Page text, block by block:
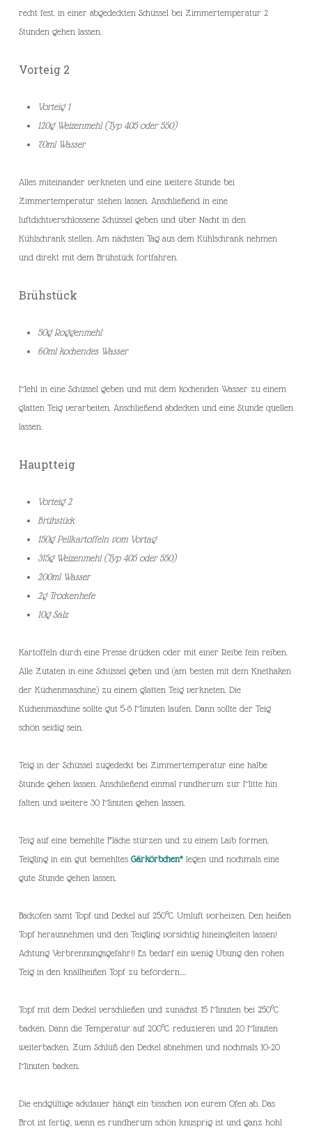
recht fest. in einer abgedeckten Schüssel bei Zimmertemperatur 2
Stunden gehen lassen.
Vorteig 2
Vorteig 1
120g Weizenmehl (Typ 405 oder 550)
70ml Wasser
Alles miteinander verkneten und eine weitere Stunde bei
Zimmertemperatur stehen lassen. Anschließend in eine
luftdichtverschlossene Schüssel geben und über Nacht in den
Kühlschrank stellen. Am nächsten Tag aus dem Kühlschrank nehmen
und direkt mit dem Brühstück fortfahren.
Brühstück
50g Roggenmehl
60ml kochendes Wasser
Mehl in eine Schüssel geben und mit dem kochenden Wasser zu einem
glatten Teig verarbeiten. Anschließend abdecken und eine Stunde quellen
lassen.
Hauptteig
Vorteig 2
Brühstück
150g Pellkartoffeln vom Vortag
315g Weizenmehl (Typ 405 oder 550)
200ml Wasser
2g Trockenhefe
10g Salz
Kartoffeln durch eine Presse drücken oder mit einer Reibe fein reiben.
Alle Zutaten in eine Schüssel geben und (am besten mit dem Knethaken
der Küchenmaschine) zu einem glatten Teig verkneten. Die
Küchenmaschine sollte gut 5-6 Minuten laufen. Dann sollte der Teig
schön seidig sein.
Teig in der Schüssel zugedeckt bei Zimmertemperatur eine halbe
Stunde gehen lassen. Anschließend einmal rundherum zur Mitte hin
falten und weitere 30 Minuten gehen lassen.
Teig auf eine bemehlte Fläche stürzen und zu einem Laib formen.
Teigling in ein gut bemehltes Gärkörbchen* legen und nochmals eine
gute Stunde gehen lassen.
Backofen samt Topf und Deckel auf 250°C Umluft vorheizen. Den heißen
Topf herausnehmen und den Teigling vorsichtig hineingleiten lassen!
Achtung Verbrennungsgefahr!! Es bedarf ein wenig Übung den rohen
Teig in den knallheißen Topf zu befördern….
Topf mit dem Deckel verschließen und zunächst 15 Minuten bei 250°C
backen. Dann die Temperatur auf 200°C reduzieren und 20 Minuten
weiterbacken. Zum Schluß den Deckel abnehmen und nochmals 10-20
Minuten backen.
Die endgültige ackdauer hängt ein bisschen von eurem Ofen ab. Das
Brot ist fertig, wenn es rundherum schön knusprig ist und ganz hohl